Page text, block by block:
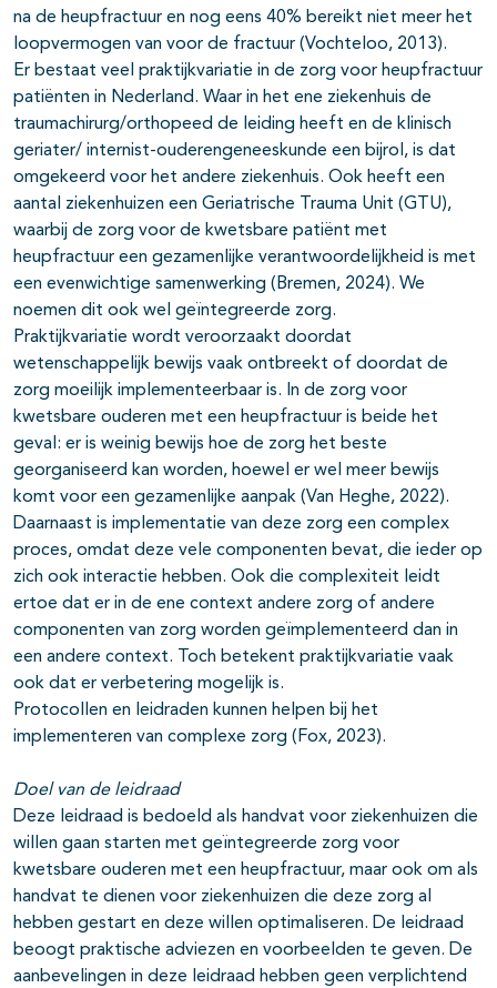
na de heupfractuur en nog eens 40% bereikt niet meer het
loopvermogen van voor de fractuur (Vochteloo, 2013).
Er bestaat veel praktijkvariatie in de zorg voor heupfractuur
patiënten in Nederland. Waar in het ene ziekenhuis de
traumachirurg/orthopeed de leiding heeft en de klinisch
geriater/ internist-ouderengeneeskunde een bijrol, is dat
omgekeerd voor het andere ziekenhuis. Ook heeft een
aantal ziekenhuizen een Geriatrische Trauma Unit (GTU),
waarbij de zorg voor de kwetsbare patiënt met
heupfractuur een gezamenlijke verantwoordelijkheid is met
een evenwichtige samenwerking (Bremen, 2024). We
noemen dit ook wel geïntegreerde zorg.
Praktijkvariatie wordt veroorzaakt doordat
wetenschappelijk bewijs vaak ontbreekt of doordat de
zorg moeilijk implementeerbaar is. In de zorg voor
kwetsbare ouderen met een heupfractuur is beide het
geval: er is weinig bewijs hoe de zorg het beste
georganiseerd kan worden, hoewel er wel meer bewijs
komt voor een gezamenlijke aanpak (Van Heghe, 2022).
Daarnaast is implementatie van deze zorg een complex
proces, omdat deze vele componenten bevat, die ieder op
zich ook interactie hebben. Ook die complexiteit leidt
ertoe dat er in de ene context andere zorg of andere
componenten van zorg worden geïmplementeerd dan in
een andere context. Toch betekent praktijkvariatie vaak
ook dat er verbetering mogelijk is.
Protocollen en leidraden kunnen helpen bij het
implementeren van complexe zorg (Fox, 2023).
Doel van de leidraad
Deze leidraad is bedoeld als handvat voor ziekenhuizen die
willen gaan starten met geïntegreerde zorg voor
kwetsbare ouderen met een heupfractuur, maar ook om als
handvat te dienen voor ziekenhuizen die deze zorg al
hebben gestart en deze willen optimaliseren. De leidraad
beoogt praktische adviezen en voorbeelden te geven. De
aanbevelingen in deze leidraad hebben geen verplichtend